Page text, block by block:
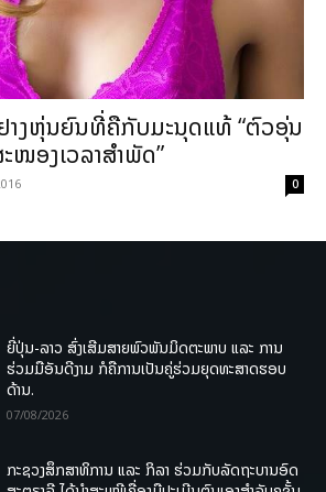
າງຫຸ່ນຍົນທີ່ຄືກັບມະນຸດແທ້ “ຕົວອຸ່ນ
ໜອງເວລາສຳພັດ”
0
ຍີ່ປຸ່ນ-ລາວ ສົ່ງເສີມສາຍພົວພັນມິດຕະພາບ ແລະ ການ
ຮ່ວມມືອັນດີງາມ ກໍຄືການເປັນຄູ່ຮ່ວມຍຸດທະສາດຮອບ
ດ້ານ.
07/08/2026
ກະຊວງສຶກສາທິການ ແລະ ກິລາ ຮ່ວມກັບລັດຖະບານອົດ